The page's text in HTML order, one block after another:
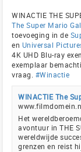
WINACTIE THE
The Super Mario
toevoeging in de
en Universal
4K UHD Blu-ray
exemplaar
vraag. #Winactie
WINACTIE The
Het
avontuur in THE
wereldwijde
grenzen en reist